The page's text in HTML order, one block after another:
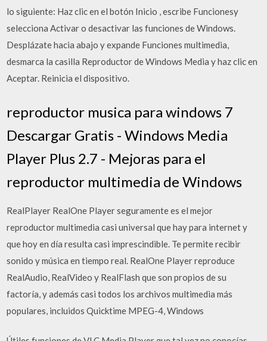
lo siguiente: Haz clic en el botón Inicio , escribe Funcionesy
selecciona Activar o desactivar las funciones de Windows.
Desplázate hacia abajo y expande Funciones multimedia,
desmarca la casilla Reproductor de Windows Media y haz clic en
Aceptar. Reinicia el dispositivo.
reproductor musica para windows 7
Descargar Gratis - Windows Media
Player Plus 2.7 - Mejoras para el
reproductor multimedia de Windows
RealPlayer RealOne Player seguramente es el mejor
reproductor multimedia casi universal que hay para internet y
que hoy en día resulta casi imprescindible. Te permite recibir
sonido y música en tiempo real. RealOne Player reproduce
RealAudio, RealVideo y RealFlash que son propios de su
factoría, y además casi todos los archivos multimedia más
populares, incluidos Quicktime MPEG-4, Windows